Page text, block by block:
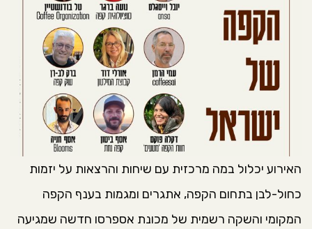
האירוע יכלול במה מרכזית עם שיחות והרצאות על יזמות
כחול-לבן בתחום הקפה, אתגרים ומגמות בענף הקפה
המקומי והשקה רשמית של מכונת אספרסו חדשה שמגיעה